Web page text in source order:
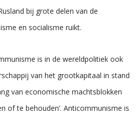
bij grote delen van de
en socialisme ruikt.
is in de wereldpolitiek ook
van het grootkapitaal in stand
van economische machtsblokken
of te behouden’. Anticommunisme is